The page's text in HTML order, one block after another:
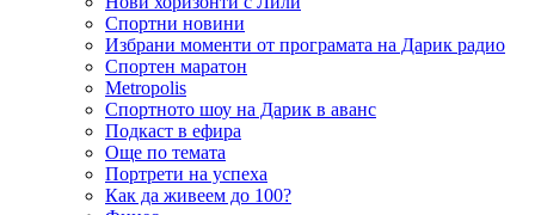
Спортни новини
Избрани моменти от програмата на Дарик радио
Спортен маратон
Metropolis
Спортното шоу на Дарик в аванс
Подкаст в ефира
Още по темата
Портрети на успеха
Как да живеем до 100?